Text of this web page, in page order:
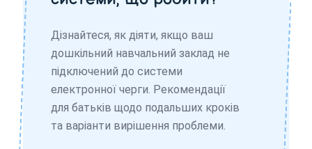
Дізнайтеся, як діяти, якщо ваш
дошкільний навчальний заклад не
підключений до системи
електронної черги. Рекомендації
для батьків щодо подальших кроків
та варіанти вирішення проблеми.